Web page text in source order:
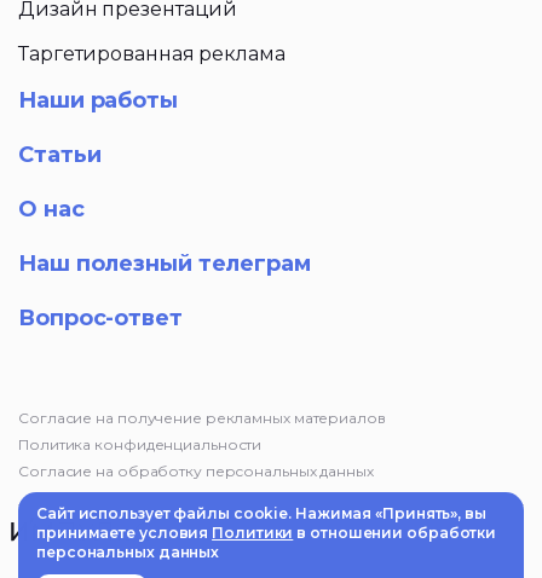
Дизайн презентаций
Таргетированная реклама
Наши работы
Статьи
О нас
Наш полезный телеграм
Вопрос-ответ
Согласие на получение рекламных материалов
Политика конфиденциальности
Согласие на обработку персональных данных
Сайт использует файлы cookie. Нажимая «Принять», вы
принимаете условия Политики в отношении обработки
персональных данных